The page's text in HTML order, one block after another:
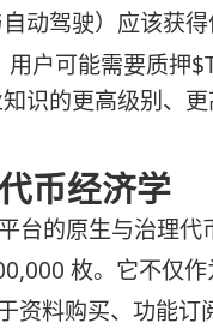
动驾驶）应该获得
用户可能需要质押
识的更高级别、
币经济学
台的原生与治理代
枚。它不仅
资料购买、功能订